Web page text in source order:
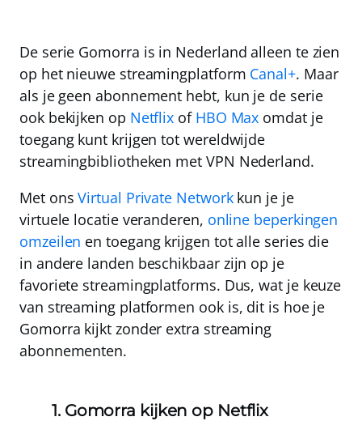
De serie Gomorra is in Nederland alleen te zien
op het nieuwe streamingplatform Canal+. Maar
als je geen abonnement hebt, kun je de serie
ook bekijken op Netflix of HBO Max omdat je
toegang kunt krijgen tot wereldwijde
streamingbibliotheken met VPN Nederland.
Met onsVirtual Private Networkkun je je
virtuele locatie veranderen, online beperkingen
omzeilen en toegang krijgen tot alle series die
in andere landen beschikbaar zijn op je
favoriete streamingplatforms. Dus, wat je keuze
van streaming platformen ook is, dit is hoe je
Gomorra kijkt zonder extra streaming
abonnementen.
1. Gomorra kijken op Netflix